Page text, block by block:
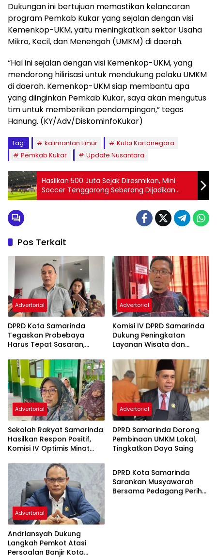
Dukungan ini bertujuan memastikan kelancaran
program Pemkab Kukar yang sejalan dengan visi
Kemenkop-UKM, yaitu meningkatkan sektor Usaha
Mikro, Kecil, dan Menengah (UMKM) di daerah.
“Hal ini sejalan dengan visi Kemenkop-UKM, yang
mendorong hilirisasi untuk mendukung pelaku UMKM
di daerah. Kemenkop-UKM siap membantu apa
yang diinginkan Pemkab Kukar, saya akan mengutus
tim untuk memberikan pendampingan,” tegas
Hanung. (KY/Adv/DiskominfoKukar)
Tag: kalimantan timur
Kutai Kartanegara
Pemkab Kukar
Update Nusantara
Hasilkan 500 Juta Sejak Diresmikan, Mini
Soccer Tenggarong Seberang Dijadikan
Sarana Olahraga dan Usaha
Pos Terkait
Advertorial
DPRD Kota Samarinda
Tegaskan Probebaya
Harus Tepat Sasaran,
Semata
Advertorial
Komisi IV DPRD Samarinda
Dukung Peningkatan
Layanan Wisata dan
Advertorial
Sekolah Rakyat Samarinda
Hasilkan Respon Positif,
Komisi IV Optimis Minat
Advertorial
DPRD Samarinda Dorong
Pembinaan UMKM Lokal,
Tingkatkan Daya Saing
Advertorial
Andriansyah Dukung
Langkah Pemkot Atasi
Persoalan Banjir Kota
Advertorial
DPRD Kota Samarinda
Sarankan Musyawarah
Bersama Pedagang Perihal